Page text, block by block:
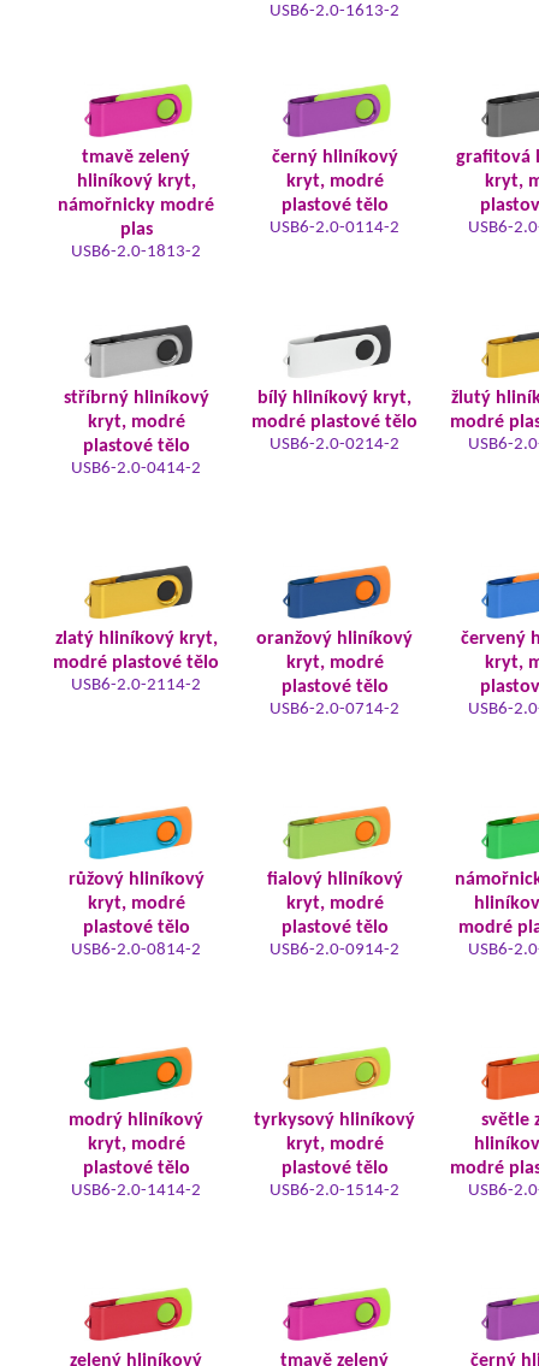
USB6-2.0-1613-2
tmavě zelený
hliníkový kryt,
námořnicky modré
plas
USB6-2.0-1813-2
černý hliníkový
kryt, modré
plastové tělo
USB6-2.0-0114-2
grafitová
kryt,
USB6-
stříbrný hliníkový
kryt, modré
plastové tělo
USB6-2.0-0414-2
bílý hliníkový kryt,
modré plastové tělo
USB6-2.0-0214-2
žlutý
modré
USB6-
zlatý hliníkový kryt,
modré plastové tělo
USB6-2.0-2114-2
oranžový hliníkový
kryt, modré
plastové tělo
USB6-2.0-0714-2
červený
kryt,
USB6-
růžový hliníkový
kryt, modré
plastové tělo
USB6-2.0-0814-2
fialový hliníkový
kryt, modré
plastové tělo
USB6-2.0-0914-2
modré
USB6-
modrý hliníkový
kryt, modré
plastové tělo
USB6-2.0-1414-2
tyrkysový hliníkový
kryt, modré
plastové tělo
USB6-2.0-1514-2
světle
modré
USB6-
zelený hliníkový tmavě zelený černý